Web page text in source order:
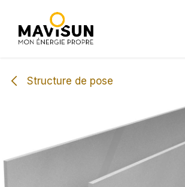
Structure de pose